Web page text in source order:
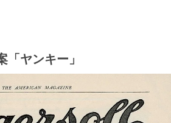
「ヤンキー」